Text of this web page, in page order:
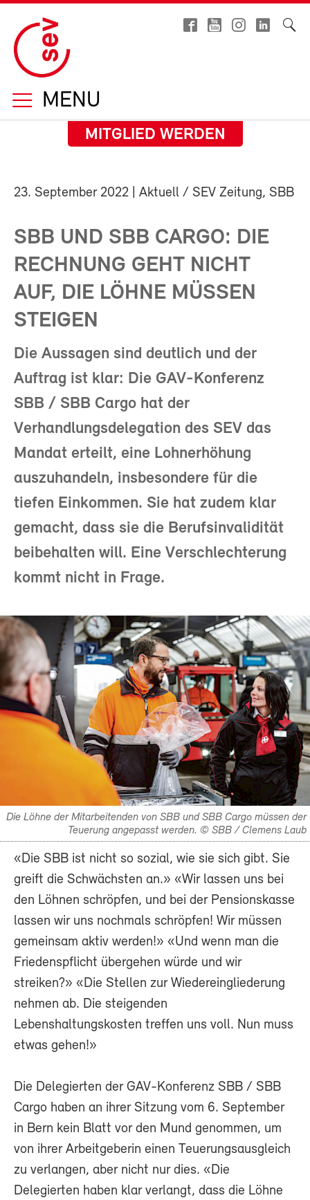
MENU
MITGLIED WERDEN
23. September 2022 | Aktuell / SEV Zeitung, SBB
SBB UND SBB CARGO: DIE
RECHNUNG GEHT NICHT
AUF, DIE LÖHNE MÜSSEN
STEIGEN
Die Aussagen sind deutlich und der
Auftrag ist klar: Die GAV-Konferenz
SBB / SBB Cargo hat der
Verhandlungsdelegation des SEV das
Mandat erteilt, eine Lohnerhöhung
auszuhandeln, insbesondere für die
tiefen Einkommen. Sie hat zudem klar
gemacht, dass sie die Berufsinvalidität
beibehalten will. Eine Verschlechterung
kommt nicht in Frage.
Die Löhne der Mitarbeitenden von SBB und SBB Cargo müssen der
Teuerung angepasst werden. © SBB / Clemens Laub
«Die SBB ist nicht so sozial, wie sie sich gibt. Sie
greift die Schwächsten an.» «Wir lassen uns bei
den Löhnen schröpfen, und bei der Pensionskasse
lassen wir uns nochmals schröpfen! Wir müssen
gemeinsam aktiv werden!» «Und wenn man die
Friedenspflicht übergehen würde und wir
streiken?» «Die Stellen zur Wiedereingliederung
nehmen ab. Die steigenden
Lebenshaltungskosten treffen uns voll. Nun muss
etwas gehen!»
Die Delegierten der GAV-Konferenz SBB / SBB
Cargo haben an ihrer Sitzung vom 6. September
in Bern kein Blatt vor den Mund genommen, um
von ihrer Arbeitgeberin einen Teuerungsausgleich
zu verlangen, aber nicht nur dies. «Die
Delegierten haben klar verlangt, dass die Löhne